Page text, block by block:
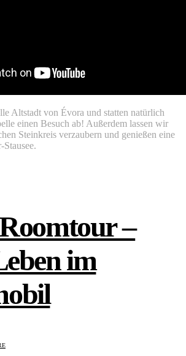
Altstadt von Évora und statten natürlich
einen Besuch ab! Außerdem lassen wir
Steinkreis verzaubern und genießen eine
–
im